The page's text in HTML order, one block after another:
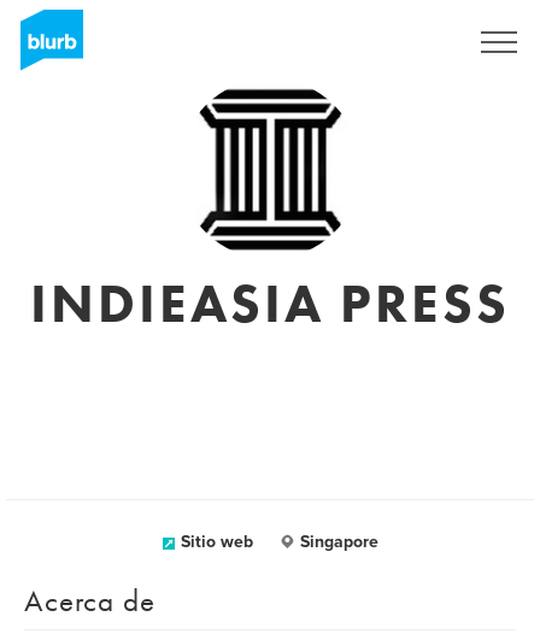
INDIEASIA PRESS
Sitio web Singapore
Acerca de